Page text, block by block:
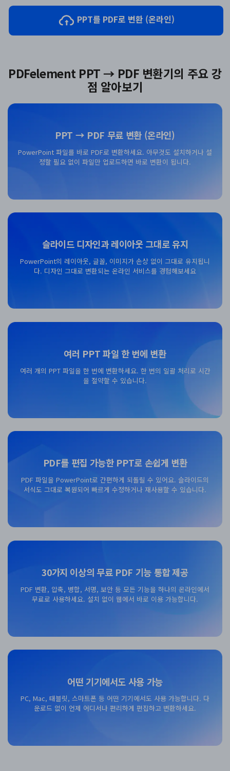
PPT를 PDF로 변환 (온라인)
PDFelement PPT → PDF 변환기의 주요 강
점 알아보기
PPT → PDF 무료 변환 (온라인)
PowerPoint 파일를 바로 PDF로 변환하세요. 아무것도 설치하거나 설
정할 필요 없이 파일만 업로드하면 바로 변환이 됩니다.
슬라이드 디자인과 레이아웃 그대로 유지
PowerPoint의 레이아웃, 글꼴, 이미지가 손상 없이 그대로 유지됩니
다. 디자인 그대로 변환되는 온라인 서비스를 경험해보세요
여러 PPT 파일 한 번에 변환
여러 개의 PPT 파일을 한 번에 변환하세요. 한 번의 일괄 처리로 시간
을 절약할 수 있습니다.
PDF를 편집 가능한 PPT로 손쉽게 변환
PDF 파일을 PowerPoint로 간편하게 되돌릴 수 있어요. 슬라이드의
서식도 그대로 복원되어 빠르게 수정하거나 재사용할 수 있습니다.
30가지 이상의 무료 PDF 기능 통합 제공
PDF 변환, 압축, 병합, 서명, 보안 등 모든 기능을 하나의 온라인에서
무료로 사용하세요. 설치 없이 웹에서 바로 이용 가능합니다.
어떤 기기에서도 사용 가능
PC, Mac, 태블릿, 스마트폰 등 어떤 기기에서도 사용 가능합니다. 다
운로드 없이 언제 어디서나 편리하게 편집하고 변환하세요.